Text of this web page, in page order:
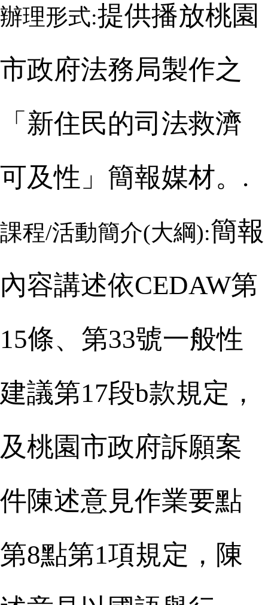
辦理形式:提供播放桃園
市政府法務局製作之
「新住民的司法救濟
可及性」簡報媒材。.
課程/活動簡介(大綱):簡報
內容講述依CEDAW第
15條、第33號一般性
建議第17段b款規定，
及桃園市政府訴願案
件陳述意見作業要點
第8點第1項規定，陳